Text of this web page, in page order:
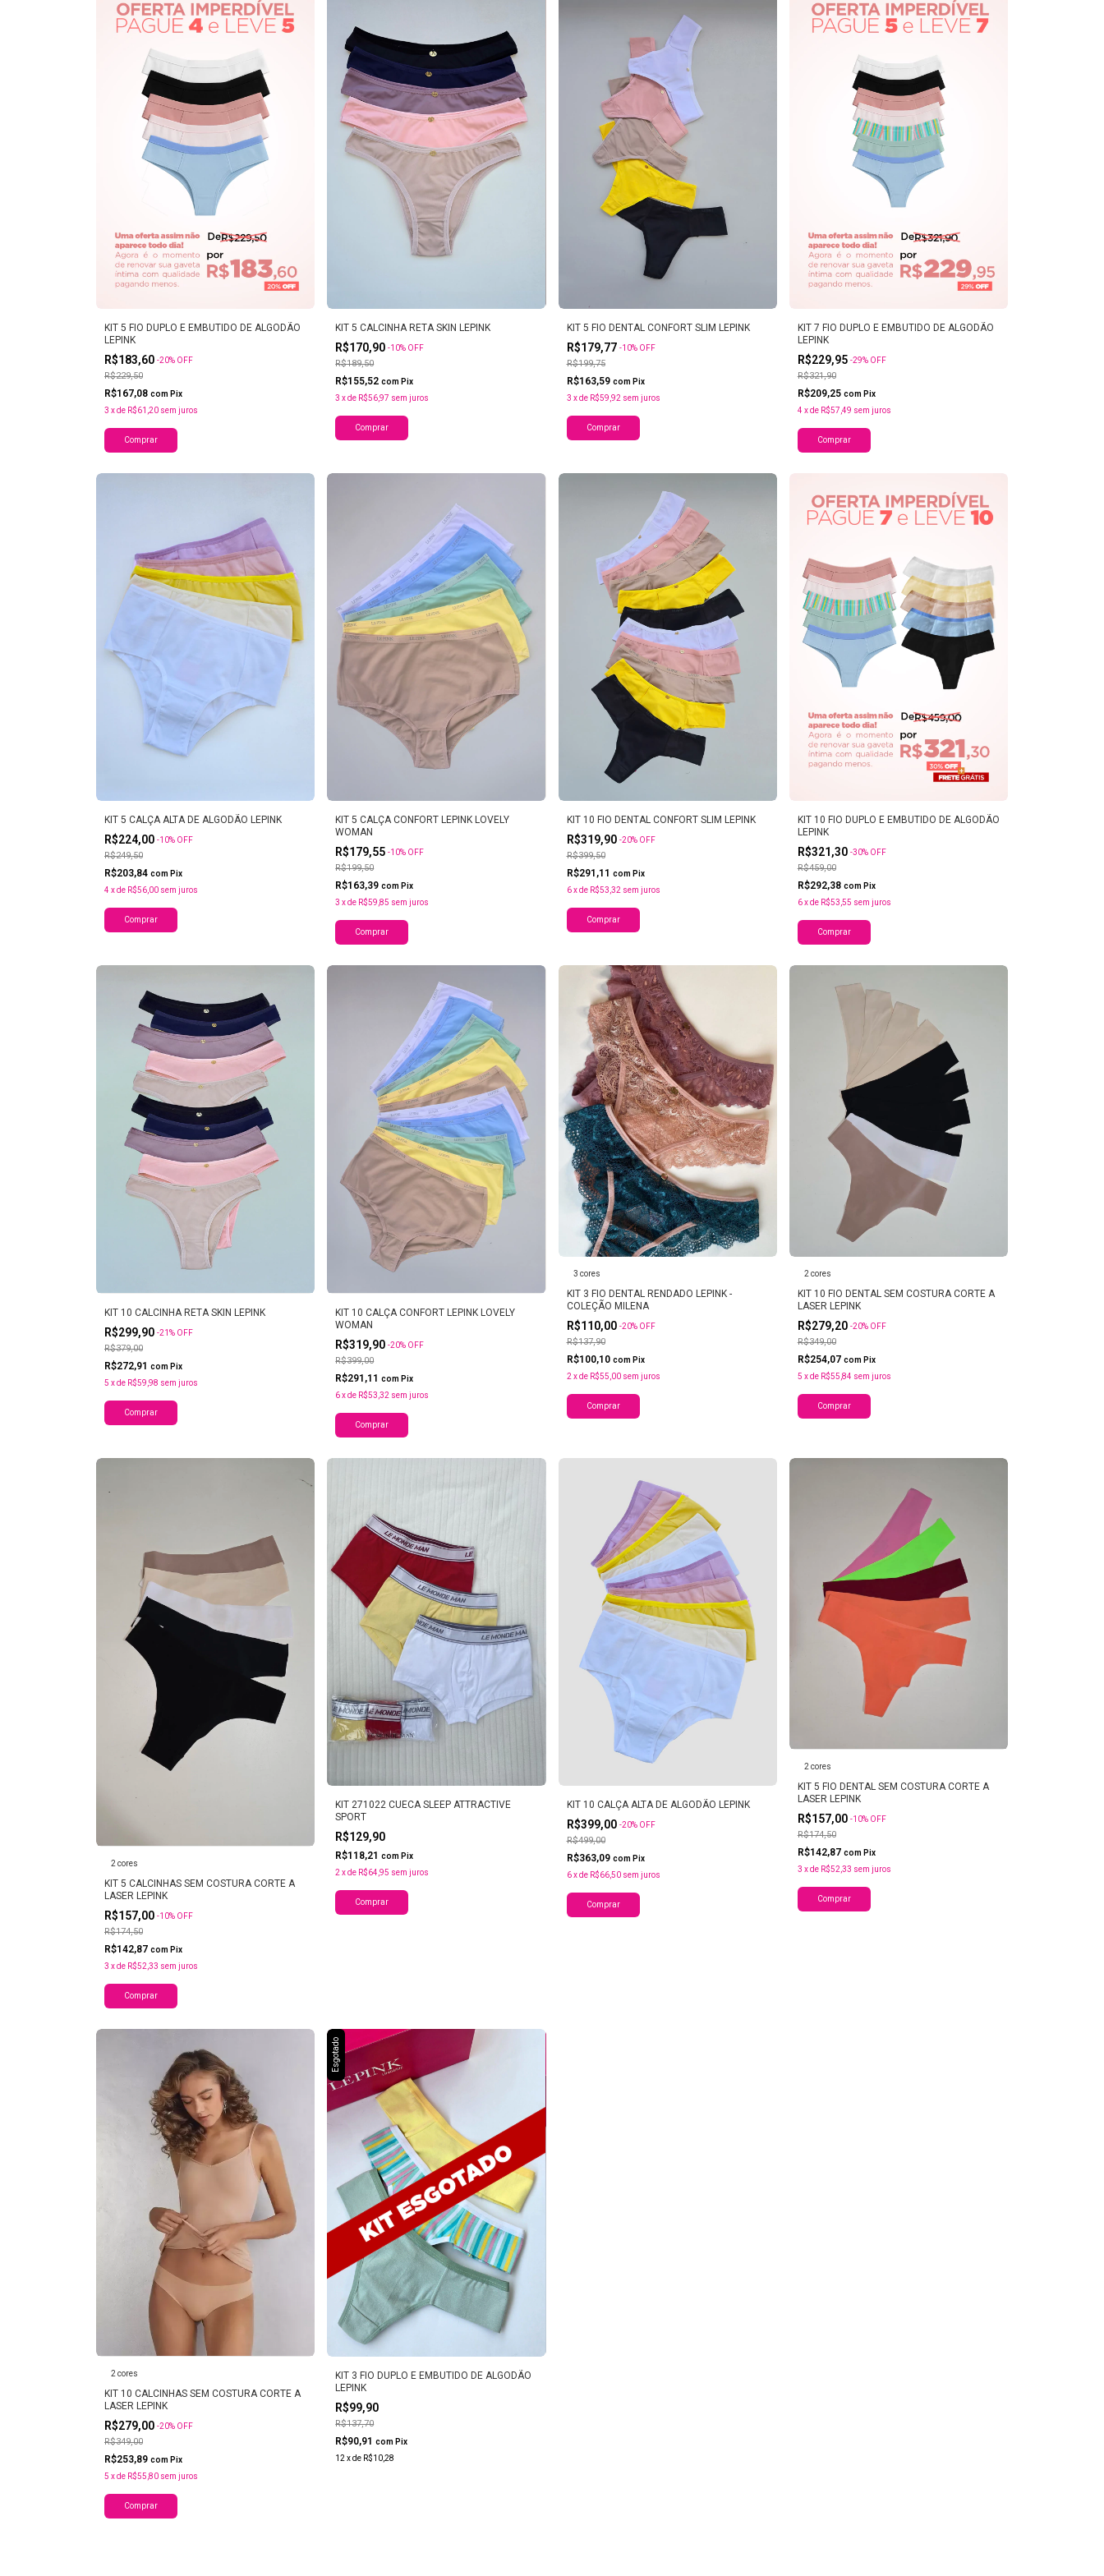
KIT 5 FIO DUPLO E EMBUTIDO DE ALGODÃO
LEPINK
R$183,60 -20% OFF
R$229,50
R$167,08 com Pix
3 xde R$61,20 sem juros
Comprar
KIT 5 CALCINHA RETA SKIN LEPINK
R$170,90-10% OFF
R$189,50
R$155,52com Pix
3 xde R$56,97 sem juros
Comprar
KIT 5 FIO DENTAL CONFORT SLIM LEPINK
R$179,77 -10% OFF
R$199,75
R$163,59 com Pix
3 xde R$59,92 sem juros
Comprar
KIT 7 FIO DUPLO E EMBUTIDO DE ALGODÃO
LEPINK
R$229,95 -29% OFF
R$321,90
R$209,25 com Pix
4 xde R$57,49 sem juros
Comprar
KIT 5 CALÇA ALTA DE ALGODÃO LEPINK
R$224,00 -10% OFF
R$249,50
R$203,84 com Pix
4 xde R$56,00 sem juros
Comprar
KIT 5 CALÇA CONFORT LEPINK LOVELY
WOMAN
R$179,55-10% OFF
R$199,50
R$163,39com Pix
3 xde R$59,85 sem juros
Comprar
KIT 10 FIO DENTAL CONFORT SLIM LEPINK
R$319,90 -20% OFF
R$399,50
R$291,11 com Pix
6 xde R$53,32 sem juros
Comprar
KIT 10 FIO DUPLO E EMBUTIDO DE ALGODÃO
LEPINK
R$321,30 -30% OFF
R$459,00
R$292,38 com Pix
6 xde R$53,55 sem juros
Comprar
KIT 10 CALCINHA RETA SKIN LEPINK
R$299,90 -21% OFF
R$379,00
R$272,91 com Pix
5 xde R$59,98 sem juros
Comprar
KIT 10 CALÇA CONFORT LEPINK LOVELY
WOMAN
R$319,90-20% OFF
R$399,00
R$291,11com Pix
6 xde R$53,32 sem juros
Comprar
3 cores
KIT 3 FIO DENTAL RENDADO LEPINK -
COLEÇÃO MILENA
R$110,00 -20% OFF
R$137,90
R$100,10 com Pix
2 xde R$55,00 sem juros
Comprar
2 cores
KIT 10 FIO DENTAL SEM COSTURA CORTE A
LASER LEPINK
R$279,20 -20% OFF
R$349,00
R$254,07 com Pix
5 xde R$55,84 sem juros
Comprar
2 cores
KIT 5 CALCINHAS SEM COSTURA CORTE A
LASER LEPINK
R$157,00 -10% OFF
R$174,50
R$142,87 com Pix
3 xde R$52,33 sem juros
Comprar
KIT 271022 CUECA SLEEP ATTRACTIVE
SPORT
R$129,90
R$118,21com Pix
2 xde R$64,95 sem juros
Comprar
KIT 10 CALÇA ALTA DE ALGODÃO LEPINK
R$399,00 -20% OFF
R$499,00
R$363,09 com Pix
6 xde R$66,50 sem juros
Comprar
2 cores
KIT 5 FIO DENTAL SEM COSTURA CORTE A
LASER LEPINK
R$157,00 -10% OFF
R$174,50
R$142,87 com Pix
3 xde R$52,33 sem juros
Comprar
2 cores
KIT 10 CALCINHAS SEM COSTURA CORTE A
LASER LEPINK
R$279,00 -20% OFF
R$349,00
R$253,89 com Pix
5 xde R$55,80 sem juros
Comprar
Esgotado
KIT 3 FIO DUPLO E EMBUTIDO DE ALGODÃO
LEPINK
R$99,90
R$137,70
R$90,91com Pix
12 xde R$10,28